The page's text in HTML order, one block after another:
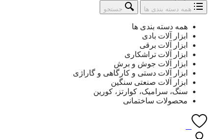
همه دسته بندی ها جستجو
همه دسته بندی ها
ابزار آلات بادی
ابزار آلات برقی
ابزار آلات تراشکاری
ابزار آلات جوش و برش
ابزار آلات دستی و کارگاهی و گاراژی
ابزار آلات صنعتی سنگین
سنگ، سرامیک، کوارتز، کورین
محصولات ساختمانی